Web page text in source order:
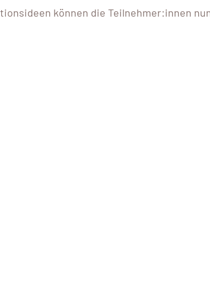
können die Teilnehmer:innen